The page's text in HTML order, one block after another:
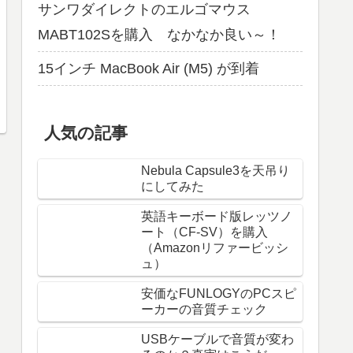
サンワダイレクトのエルゴマウス
MABT102Sを購入 なかなか良い～！
15インチ MacBook Air (M5) が到着
人気の記事
Nebula Capsule3を天吊り
にしてみた
英語キーボード版レッツノ
ート（CF-SV）を購入
（Amazonリファービッシ
ュ）
安価なFUNLOGYのPCスピ
ーカーの音質チェック
USBケーブルで音質が変わ